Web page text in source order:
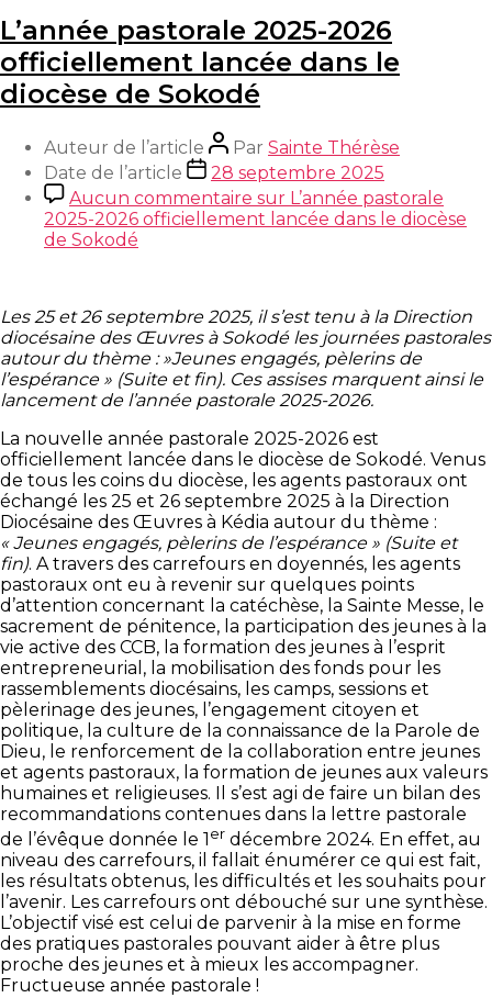
L’année pastorale 2025-2026
officiellement lancée dans le
diocèse de Sokodé
Auteur de l’article Par Sainte Thérèse
Date de l’article
28 septembre 2025
Aucun commentaire sur L’année pastorale
2025-2026 officiellement lancée dans le diocèse
de Sokodé
Les 25 et 26 septembre 2025, il s’est tenu à la Direction
diocésaine des Œuvres à Sokodé les journées pastorales
autour du thème : »Jeunes engagés, pèlerins de
l’espérance » (Suite et fin). Ces assises marquent ainsi le
lancement de l’année pastorale 2025-2026.
La nouvelle année pastorale 2025-2026 est
officiellement lancée dans le diocèse de Sokodé. Venus
de tous les coins du diocèse, les agents pastoraux ont
échangé les 25 et 26 septembre 2025 à la Direction
Diocésaine des Œuvres à Kédia autour du thème :
« Jeunes engagés, pèlerins de l’espérance » (Suite et
fin). A travers des carrefours en doyennés, les agents
pastoraux ont eu à revenir sur quelques points
d’attention concernant la catéchèse, la Sainte Messe, le
sacrement de pénitence, la participation des jeunes à la
vie active des CCB, la formation des jeunes à l’esprit
entrepreneurial, la mobilisation des fonds pour les
rassemblements diocésains, les camps, sessions et
pèlerinage des jeunes, l’engagement citoyen et
politique, la culture de la connaissance de la Parole de
Dieu, le renforcement de la collaboration entre jeunes
et agents pastoraux, la formation de jeunes aux valeurs
humaines et religieuses. Il s’est agi de faire un bilan des
recommandations contenues dans la lettre pastorale
de l’évêque donnée le 1er décembre 2024. En effet, au
niveau des carrefours, il fallait énumérer ce qui est fait,
les résultats obtenus, les difficultés et les souhaits pour
l’avenir. Les carrefours ont débouché sur une synthèse.
L’objectif visé est celui de parvenir à la mise en forme
des pratiques pastorales pouvant aider à être plus
proche des jeunes et à mieux les accompagner.
Fructueuse année pastorale !